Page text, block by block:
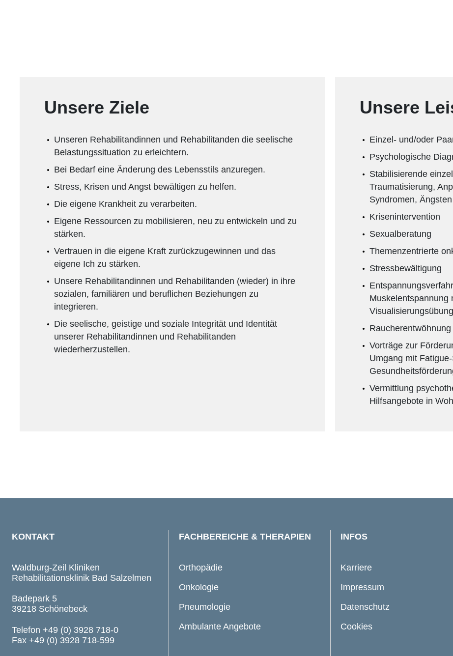
Unsere Ziele
Unseren Rehabilitandinnen und Rehabilitanden die seelische
Belastungssituation zu erleichtern.
Bei Bedarf eine Änderung des Lebensstils anzuregen.
Stress, Krisen und Angst bewältigen zu helfen.
Die eigene Krankheit zu verarbeiten.
Eigene Ressourcen zu mobilisieren, neu zu entwickeln und zu
stärken.
Vertrauen in die eigene Kraft zurückzugewinnen und das
eigene Ich zu stärken.
Unsere Rehabilitandinnen und Rehabilitanden (wieder) in ihre
sozialen, familiären und beruflichen Beziehungen zu
integrieren.
Die seelische, geistige und soziale Integrität und Identität
unserer Rehabilitandinnen und Rehabilitanden
wiederherzustellen.
Unsere
Einzel- und/oder
Psychologische
Stabilisierende
Traumatisierung,
Syndromen,
Krisenintervention
Sexualberatung
Themenzentrierte
Stressbewältigung
Muskelentspannung
Raucherentwöhnung
Vorträge zur
Umgang mit
Vermittlung
Hilfsangebote in
KONTAKT
Waldburg-Zeil Kliniken
Rehabilitationsklinik Bad Salzelmen
Badepark 5
39218 Schönebeck
Telefon +49 (0) 3928 718-0
Fax +49 (0) 3928 718-599
FACHBEREICHE & THERAPIEN
Orthopädie
Onkologie
Pneumologie
Ambulante Angebote
INFOS
Karriere
Impressum
Datenschutz
Cookies